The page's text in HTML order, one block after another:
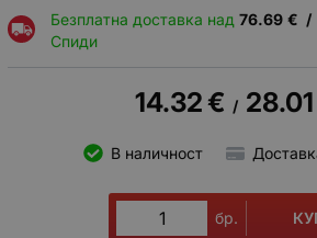
Безплатна доставка над 76.69 € /
Спиди
14.32€ / 28.01
В наличност
бр.